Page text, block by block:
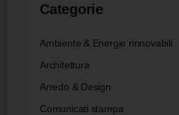
Categorie
Ambiente & Energie rinnovabili
Architettura
Arredo & Design
Comunicati stampa